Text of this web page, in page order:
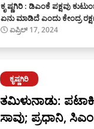
ಕೃ ಷ್ಣಗಿರಿ : ಡಿಎಂಕೆ ಪಕ್ಷವು
ಏನು ಮಾಡಿದೆ ಎಂದು ಕೇಂದ್ರ
ಏಪ್ರಿಲ್ 17, 2024
ಕೃಷ್ಣಗಿರಿ
ತಮಿಳುನಾಡು:
ಸಾವು; ಪ್ರಧಾನಿ,